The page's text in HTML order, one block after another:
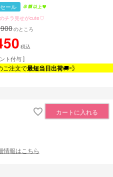
ール
チラ見せがcute♡
のところ
税込
ト付与 ]
ご注文で最短当日出荷🚚💨
カートに入れる
情報はこちら